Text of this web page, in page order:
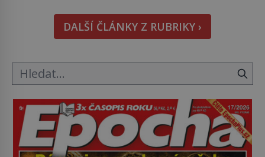
pohledu na výši vyměřené podpory
v nezaměstnanosti. Kam vás pozveme? Unikátní
hřbitov, který si vysloužil název „Veselý“, najdeme
DALŠÍ ČLÁNKY Z RUBRIKY ›